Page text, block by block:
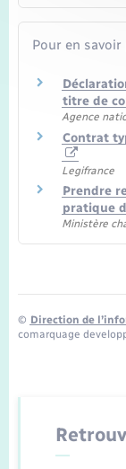
Pour en savoir
titre de
Agence
Contrat
Legifrance
Prendre
pratique
Ministère
© Direction de
comarquage